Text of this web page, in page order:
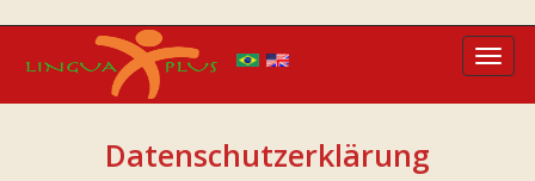
Datenschutzerklärung